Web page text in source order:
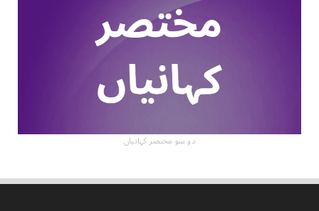
دو سو مختصر کہانیاں